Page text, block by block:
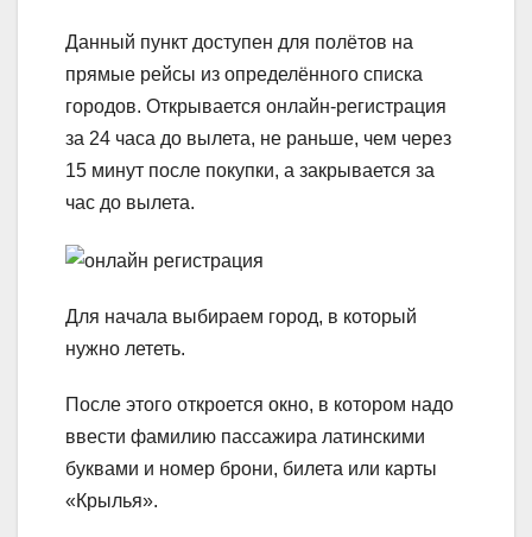
Данный пункт доступен для полётов на
прямые рейсы из определённого списка
городов. Открывается онлайн-регистрация
за 24 часа до вылета, не раньше, чем через
15 минут после покупки, а закрывается за
час до вылета.
Для начала выбираем город, в который
нужно лететь.
После этого откроется окно, в котором надо
ввести фамилию пассажира латинскими
буквами и номер брони, билета или карты
«Крылья».